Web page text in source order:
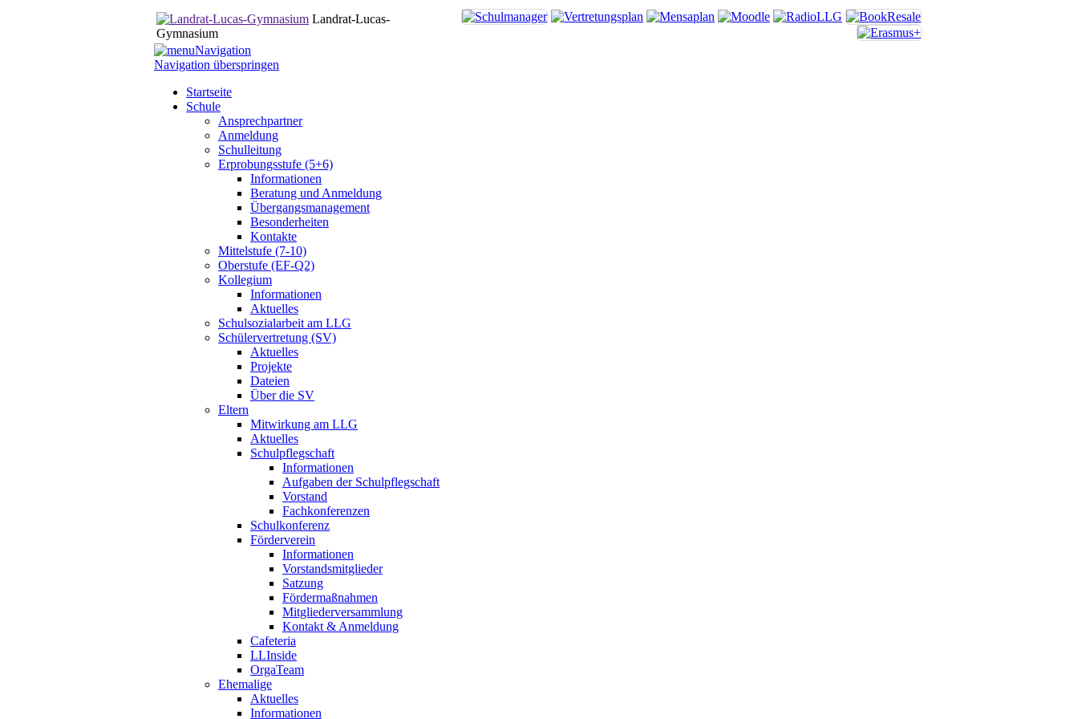
Landrat-Lucas-
Gymnasium
Navigation
Navigation überspringen
Startseite
Schule
Ansprechpartner
Anmeldung
Schulleitung
Erprobungsstufe (5+6)
Informationen
Beratung und Anmeldung
Übergangsmanagement
Besonderheiten
Kontakte
Mittelstufe (7-10)
Oberstufe (EF-Q2)
Kollegium
Informationen
Aktuelles
Schulsozialarbeit am LLG
Schülervertretung (SV)
Aktuelles
Projekte
Dateien
Über die SV
Eltern
Mitwirkung am LLG
Aktuelles
Schulpflegschaft
Informationen
Aufgaben der Schulpflegschaft
Vorstand
Fachkonferenzen
Schulkonferenz
Förderverein
Informationen
Vorstandsmitglieder
Satzung
Fördermaßnahmen
Mitgliederversammlung
Kontakt & Anmeldung
Cafeteria
LLInside
OrgaTeam
Ehemalige
Aktuelles
Informationen